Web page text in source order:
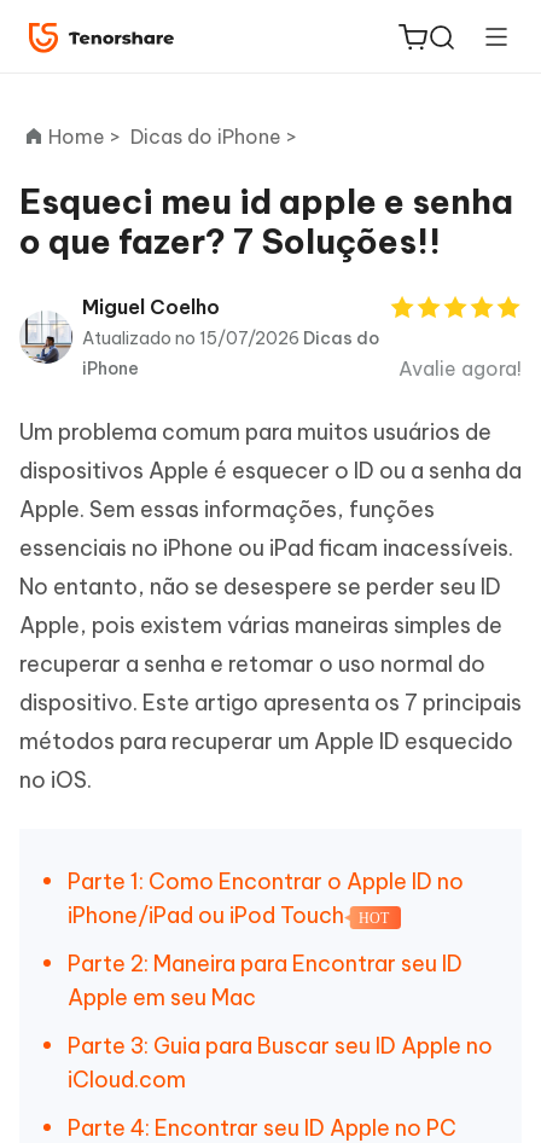
ReiBoot
PDNob
PDF
iAnyGo
Home > Dicas do iPhone >
Esqueci meu id apple e senha
o que fazer? 7 Soluções!!
Miguel Coelho
Atualizado no 15/07/2026 Dicas do
iPhone
Avalie agora!
Um problema comum para muitos usuários de
dispositivos Apple é esquecer o ID ou a senha da
Apple. Sem essas informações, funções
essenciais no iPhone ou iPad ficam inacessíveis.
No entanto, não se desespere se perder seu ID
Apple, pois existem várias maneiras simples de
recuperar a senha e retomar o uso normal do
dispositivo. Este artigo apresenta os 7 principais
métodos para recuperar um Apple ID esquecido
no iOS.
Parte 1: Como Encontrar o Apple ID no
iPhone/iPad ou iPod Touch
HOT
Parte 2: Maneira para Encontrar seu ID
Apple em seu Mac
Parte 3: Guia para Buscar seu ID Apple no
iCloud.com
Parte 4: Encontrar seu ID Apple no PC